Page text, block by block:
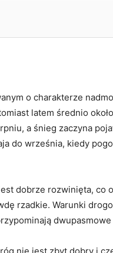
o charakterze
latem średnio
a śnieg zaczyna
do września, kiedy
dobrze rozwinięta, co
rzadkie. Warunki